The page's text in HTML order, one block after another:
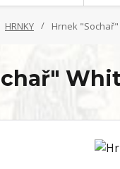
HRNKY Hrnek